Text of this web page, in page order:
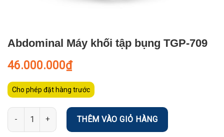
Abdominal Máy khối tập bụng TGP-709
46.000.000₫
Cho phép đặt hàng trước
Số lượng
THÊM VÀO GIỎ HÀNG